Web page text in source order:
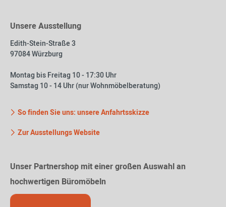
Unsere Ausstellung
Edith-Stein-Straße 3
97084 Würzburg
Montag bis Freitag 10 - 17:30 Uhr
Samstag 10 - 14 Uhr (nur Wohnmöbelberatung)
So finden Sie uns: unsere Anfahrtsskizze
Zur Ausstellungs Website
Unser Partnershop mit einer großen Auswahl an
hochwertigen Büromöbeln